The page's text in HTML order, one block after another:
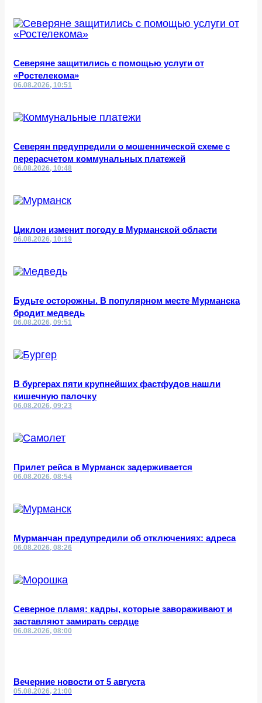
Северяне защитились с помощью услуги от
«Ростелекома»
06.08.2026, 10:51
Северян предупредили о мошеннической схеме с
перерасчетом коммунальных платежей
06.08.2026, 10:48
Циклон изменит погоду в Мурманской области
06.08.2026, 10:19
Будьте осторожны. В популярном месте Мурманска
бродит медведь
06.08.2026, 09:51
В бургерах пяти крупнейших фастфудов нашли
кишечную палочку
06.08.2026, 09:23
Прилет рейса в Мурманск задерживается
06.08.2026, 08:54
Мурманчан предупредили об отключениях: адреса
06.08.2026, 08:26
Северное пламя: кадры, которые завораживают и
заставляют замирать сердце
06.08.2026, 08:00
Вечерние новости от 5 августа
05.08.2026, 21:00